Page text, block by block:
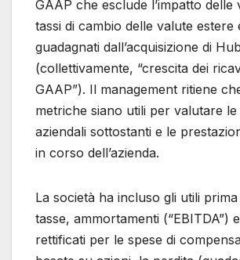
GAAP che esclude l’impatto delle
tassi di cambio delle valute estere
guadagnati dall’acquisizione di Hub
(collettivamente, “crescita dei
GAAP”). Il management ritiene
metriche siano utili per valutare le
aziendali sottostanti e le
in corso dell’azienda.
La società ha incluso gli utili
tasse, ammortamenti (“EBITDA”)
rettificati per le spese di